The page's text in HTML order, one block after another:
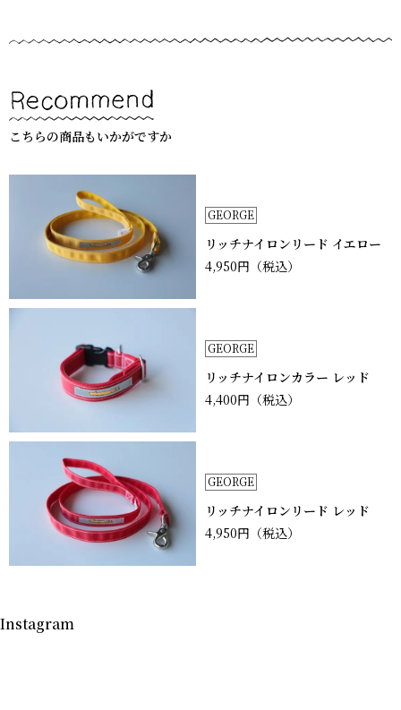
こちらの商品もいかがですか
GEORGE
リッチナイロンリード イエロー
4,950円 （税込）
GEORGE
リッチナイロンカラー レッド
4,400円 （税込）
GEORGE
リッチナイロンリード レッド
4,950円 （税込）
Instagram